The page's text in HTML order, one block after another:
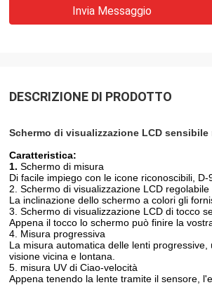
Invia Messaggio
DESCRIZIONE DI PRODOTTO
Schermo di visualizzazione LCD
Caratteristica:
1. Schermo di misura
Di facile impiego con le icone riconoscibili,
2. Schermo di visualizzazione LCD regolabile
La inclinazione dello schermo a colori gli
3. Schermo di visualizzazione LCD di tocco
Appena il tocco lo schermo può finire la
4. Misura progressiva
La misura automatica delle lenti
visione vicina e lontana.
5. misura UV di Ciao-velocità
Appena tenendo la lente tramite il sensore,